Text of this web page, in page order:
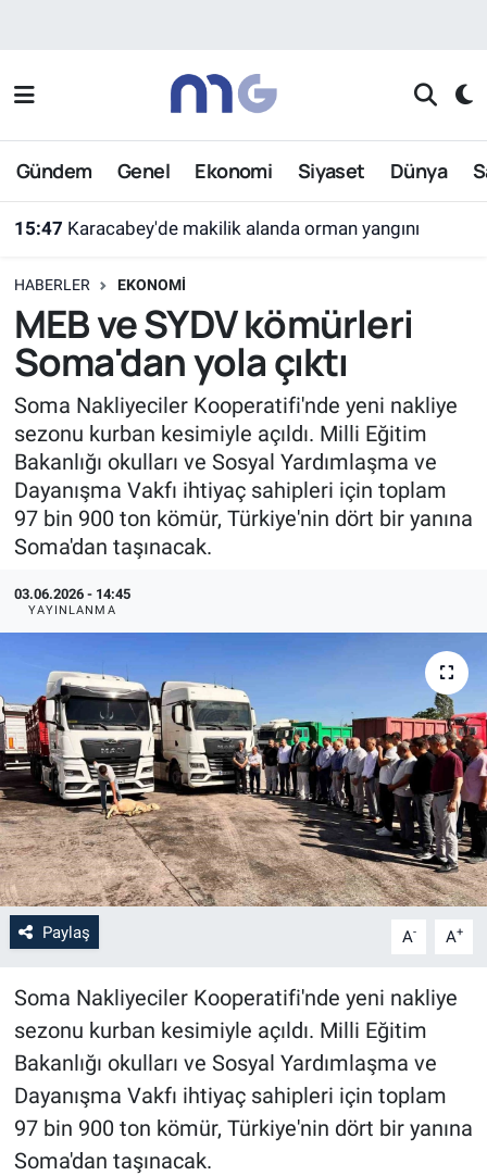
Gündem Genel Ekonomi Siyaset Dünya
15:47 Karacabey'de makilik alanda orman yangını
HABERLER EKONOMI
MEB ve SYDV kömürleri
Soma'dan yola çıktı
Soma Nakliyeciler Kooperatifi'nde yeni nakliye
sezonu kurban kesimiyle açıldı. Milli Eğitim
Bakanlığı okulları ve Sosyal Yardımlaşma ve
Dayanışma Vakfı ihtiyaç sahipleri için toplam
97 bin 900 ton kömür, Türkiye'nin dört bir yanına
Soma'dan taşınacak.
03.06.2026 - 14:45
YAYINLANMA
Paylaş A- A+
Soma Nakliyeciler Kooperatifi'nde yeni nakliye
sezonu kurban kesimiyle açıldı. Milli Eğitim
Bakanlığı okulları ve Sosyal Yardımlaşma ve
Dayanışma Vakfı ihtiyaç sahipleri için toplam
97 bin 900 ton kömür, Türkiye'nin dört bir yanına
Soma'dan taşınacak.
Nöbetçi Eczaneler
Hava Durumu
Süper Lig Puan Durumu ve Fikstür
Tüm Manşetler
Son Dakika Haberleri
Haber Arşivi